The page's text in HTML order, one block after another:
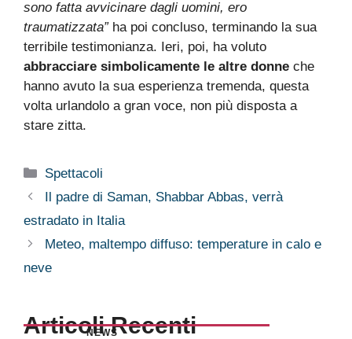
sono fatta avvicinare dagli uomini, ero
traumatizzata”ha poi concluso, terminando la sua
terribile testimonianza. Ieri, poi, ha voluto
abbracciare simbolicamente le altre donne che
hanno avuto la sua esperienza tremenda, questa
volta urlandolo a gran voce, non più disposta a
stare zitta.
Categorie
Spettacoli
Il padre di Saman, Shabbar Abbas, verrà
estradato in Italia
Meteo, maltempo diffuso: temperature in calo e
neve
Articoli Recenti
NEWS